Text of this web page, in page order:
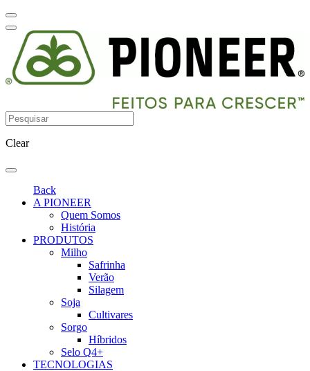
Clear
Back
A PIONEER
Quem Somos
História
PRODUTOS
Milho
Safrinha
Verão
Silagem
Soja
Cultivares
Sorgo
Híbridos
Selo Q4+
TECNOLOGIAS